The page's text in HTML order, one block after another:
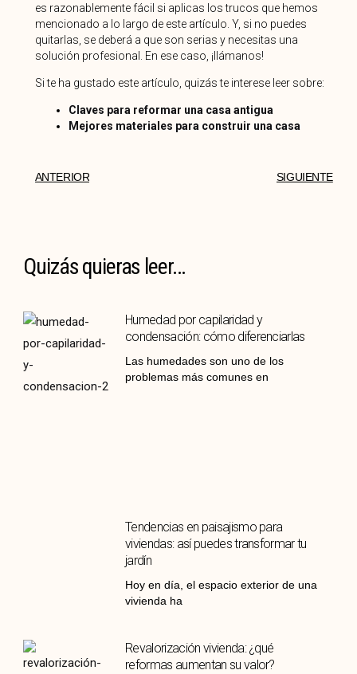
es razonablemente fácil si aplicas los trucos que hemos
mencionado a lo largo de este artículo. Y, si no puedes
quitarlas, se deberá a que son serias y necesitas una
solución profesional. En ese caso, ¡llámanos!
Si te ha gustado este artículo, quizás te interese leer sobre:
Claves para reformar una casa antigua
Mejores materiales para construir una casa
ANTERIOR SIGUIENTE
Quizás quieras leer...
Humedad por capilaridad y
condensación: cómo diferenciarlas
Las humedades son uno de los
problemas más comunes en
Tendencias en paisajismo para
viviendas: así puedes transformar tu
jardín
Hoy en día, el espacio exterior de una
vivienda ha
Revalorización vivienda: ¿qué
reformas aumentan su valor?